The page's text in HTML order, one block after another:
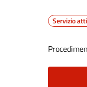
Servizio